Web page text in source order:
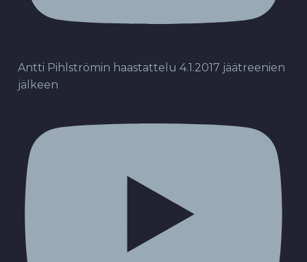
Antti Pihlströmin haastattelu 4.1.2017 jäätreenien
jälkeen